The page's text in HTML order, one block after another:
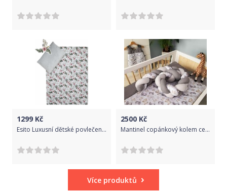
1299 Kč
Esito Luxusní dětské povlečení MINKY ARYA 100x135, 60x40 cm stříbrná
2500 Kč
Mantinel copánkový kolem celé postýlky VAFLE - SAFARI LUX hnědo-béžový - BabyNellys
Více produktů